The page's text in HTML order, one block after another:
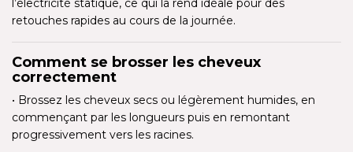
l’électricité statique, ce qui la rend idéale pour des
retouches rapides au cours de la journée.
Comment se brosser les cheveux
correctement
• Brossez les cheveux secs ou légèrement humides, en
commençant par les longueurs puis en remontant
progressivement vers les racines.